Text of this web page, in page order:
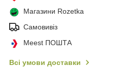
Магазини Rozetka
Самовивіз
Meest ПОШТА
Всі умови доставки